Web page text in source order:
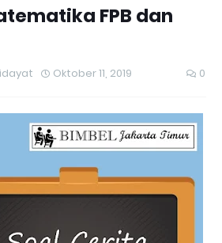
FPB dan
Oktober 11, 2019 0